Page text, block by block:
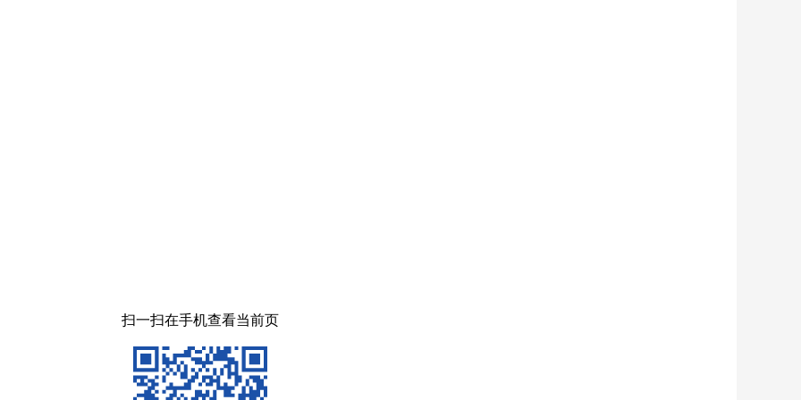
扫一扫在手机查看当前页